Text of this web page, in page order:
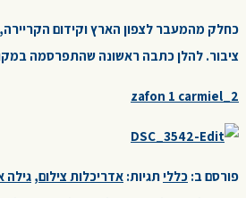
כחלק מהמעבר לצפון הארץ וקידום
ציבור. להלן כתבה ראשונה שהתפרסמה במקומון צפון
zafon 1 carmiel_2
פורסם ב: כלליתגיות: אדריכלות צילום, גילה